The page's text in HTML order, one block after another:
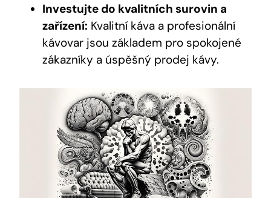
Investujte do kvalitních surovin a
zařízení: Kvalitní káva a profesionální
kávovar jsou základem pro spokojené
zákazníky a úspěšný prodej kávy.